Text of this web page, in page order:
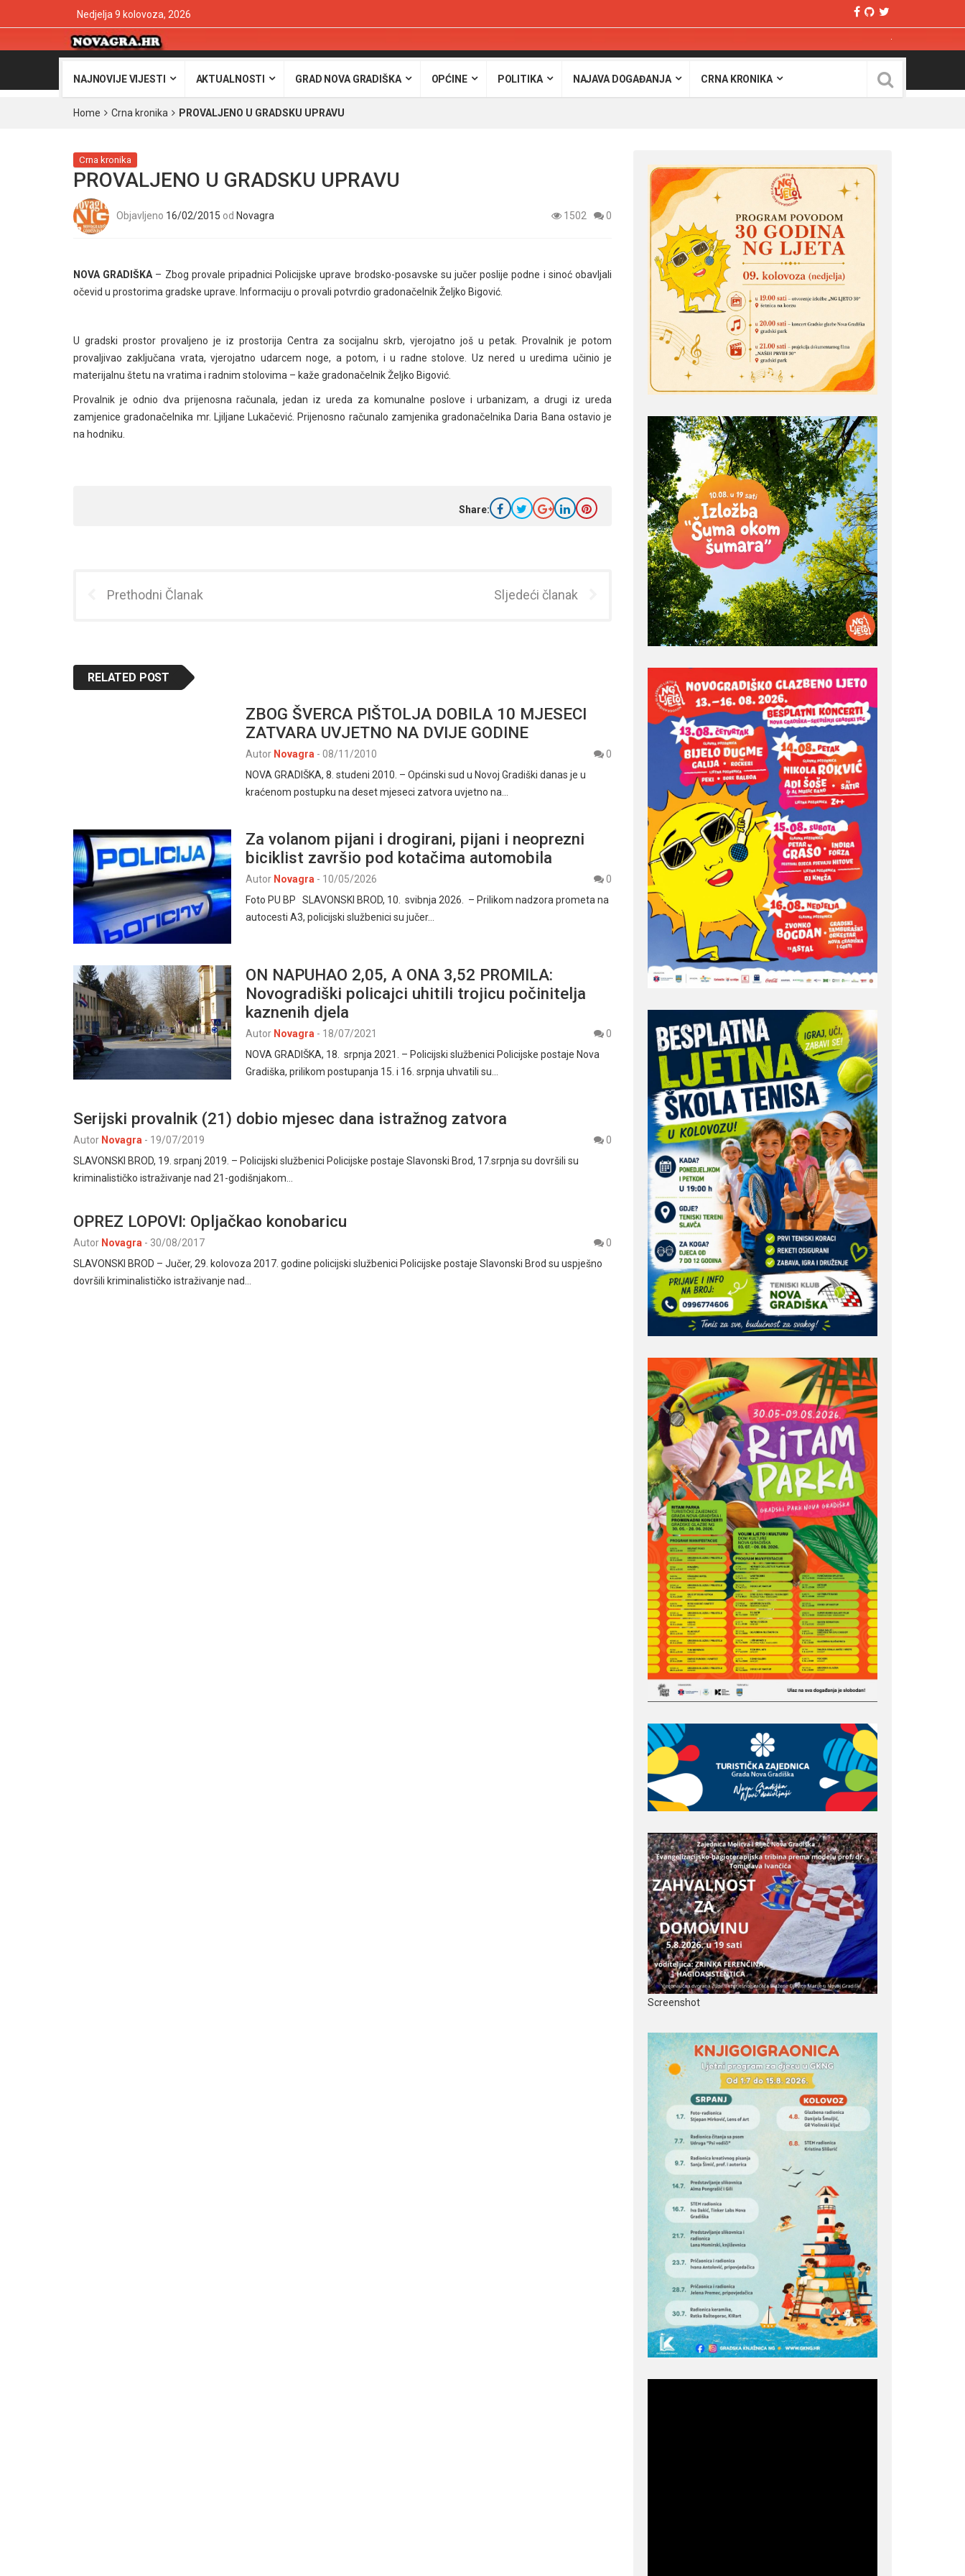
Nedjelja 9 kolovoza, 2026
NAJNOVIJE VIJESTI AKTUALNOSTI GRAD NOVA GRADIŠKA OPĆINE POLITIKA NAJAVA DOGAĐANJA CRNA KRONIKA
Home Crna kronika PROVALJENO U GRADSKU UPRAVU
Crna kronika
PROVALJENO U GRADSKU UPRAVU
Objavljeno 16/02/2015 od Novagra 1502 0
NOVA GRADIŠKA – Zbog provale pripadnici Policijske uprave brodsko-posavske su jučer poslije podne i sinoć obavljali
očevid u prostorima gradske uprave. Informaciju o provali potvrdio gradonačelnik Željko Bigović.
U gradski prostor provaljeno je iz prostorija Centra za socijalnu skrb, vjerojatno još u petak. Provalnik je potom
provaljivao zaključana vrata, vjerojatno udarcem noge, a potom, i u radne stolove. Uz nered u uredima učinio je
materijalnu štetu na vratima i radnim stolovima – kaže gradonačelnik Željko Bigović.
Provalnik je odnio dva prijenosna računala, jedan iz ureda za komunalne poslove i urbanizam, a drugi iz ureda
zamjenice gradonačelnika mr. Ljiljane Lukačević. Prijenosno računalo zamjenika gradonačelnika Daria Bana ostavio je
na hodniku.
Share:
Prethodni Članak Sljedeći članak
RELATED POST
ZBOG ŠVERCA PIŠTOLJA DOBILA 10 MJESECI
ZATVARA UVJETNO NA DVIJE GODINE
Autor Novagra - 08/11/2010
0
NOVA GRADIŠKA, 8. studeni 2010. – Općinski sud u Novoj Gradiški danas je u
kraćenom postupku na deset mjeseci zatvora uvjetno na…
Za volanom pijani i drogirani, pijani i neoprezni
biciklist završio pod kotačima automobila
Autor Novagra - 10/05/2026
0
Foto PU BP SLAVONSKI BROD, 10. svibnja 2026. – Prilikom nadzora prometa na
autocesti A3, policijski službenici su jučer…
ON NAPUHAO 2,05, A ONA 3,52 PROMILA:
Novogradiški policajci uhitili trojicu počinitelja
kaznenih djela
Autor Novagra - 18/07/2021
0
NOVA GRADIŠKA, 18. srpnja 2021. – Policijski službenici Policijske postaje Nova
Gradiška, prilikom postupanja 15. i 16. srpnja uhvatili su…
Serijski provalnik (21) dobio mjesec dana istražnog zatvora
Autor Novagra - 19/07/2019
0
SLAVONSKI BROD, 19. srpanj 2019. – Policijski službenici Policijske postaje Slavonski Brod, 17.srpnja su dovršili su
kriminalističko istraživanje nad 21-godišnjakom…
OPREZ LOPOVI: Opljačkao konobaricu
Autor Novagra - 30/08/2017
0
SLAVONSKI BROD – Jučer, 29. kolovoza 2017. godine policijski službenici Policijske postaje Slavonski Brod su uspješno
dovršili kriminalističko istraživanje nad…
Screenshot